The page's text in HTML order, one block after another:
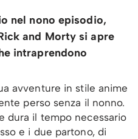
nel nono episodio,
and Morty si apre
intraprendono
avventure in stile anime
perso senza il nonno.
dura il tempo necessario
e i due partono, di